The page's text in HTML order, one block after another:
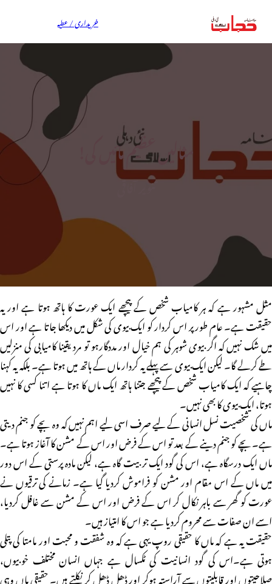
خریداری / عطیہ
مثالیں عظیم مائیں کی!
تنویر آفاقی
مثل مشہور ہے کہ ہر کامیاب شخص کے پیچھے ایک عورت کا ہاتھ ہوتا ہے اور یہ
حقیقت ہے۔ عام طور پر اس کردار کو ایک بیوی کی شکل میں دیکھا جاتا ہے اور اس
میں شک نہیں کہ اگر بیوی شوہر کی ہم خیال اور مددگارہو تو مرد یقینا کامیابی کی منزلیں
طے کرلے گا۔ لیکن ایک بیوی سے پہلے یہ کردار ماں کے ہاتھ میں ہوتا ہے۔ بلکہ یہ کہنا
چاہیے کہ ایک کامیاب شخص کے پیچھے جتنا ہاتھ ایک ماں کا ہوتا ہے اتنا کسی کا نہیں
ہوتا، ایک بیوی کا بھی نہیں۔
ماں کی شخصیت نسل انسانی کے لیے صرف اسی لیے اہم نہیں کہ وہ بچے کو جنم دیتی
ہے۔بچے کو جنم دینے کے بعد تو اس کے فرض اور اس کے مشن کا آغاز ہوتا ہے۔
ماں ایک درسگاہ ہے، اس کی گود ایک تربیت گاہ ہے، لیکن مادہ پرستی کے اس دور
میں ماں کے اس مقام اور مشن کو فراموش کردیا گیا ہے۔ زمانے کی ترقیوں نے
عورت کو گھر سے باہر نکال کر اس کے فرض اور اس کے مشن سے غافل کردیا،
اسے ان صفات سے محروم کردیا ہے جو اس کا امتیاز ہیں۔
حقیقت یہ ہے کہ ماں کا حقیقی روپ یہی ہے کہ وہ شفقت و محبت اور مامتا کی پتلی
ہوتی ہے۔اس کی گود انسانیت کی ٹکسال ہے جہاں انسان مختلف خوبیوں،
صلاحیتوں اور قابلیتوں سے آراستہ ہوکر اور ڈھل ڈھل کر نکلتے ہیں۔ حقیقی ماں وہی